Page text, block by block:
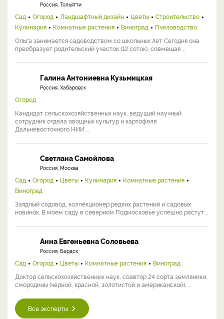
Россия, Тольятти
Сад Огород Ландшафтный дизайн Цветы
Строительство
Кулинария
Комнатные растения Виноград
Пчеловодство
Ольга занимается садоводством со школьных лет. Сегодня она
преобразует родительский участок (12 соток), совмещая ...
Галина Антониевна Кузьмицкая
Россия, Хабаровск
Огород
Кандидат сельскохозяйственных наук, ведущий научный
сотрудник отдела овощных культур и картофеля
Дальневосточного НИИ ...
Светлана Самойлова
Россия, Москва
Сад Огород Цветы Кулинария
Комнатные растения
Виноград
Заядлый садовод, коллекционер редких растений и садовых
новинок. В моем саду в северном Подмосковье успешно растут ...
Анна Евгеньевна Соловьева
Россия, Бердск
Сад Огород Цветы Комнатные растения
Виноград
Доктор сельскохозяйственных наук, соавтор 24 сорта земляники,
смородины (чёрной, красной, золотистой и американской), ...
Все эксперты